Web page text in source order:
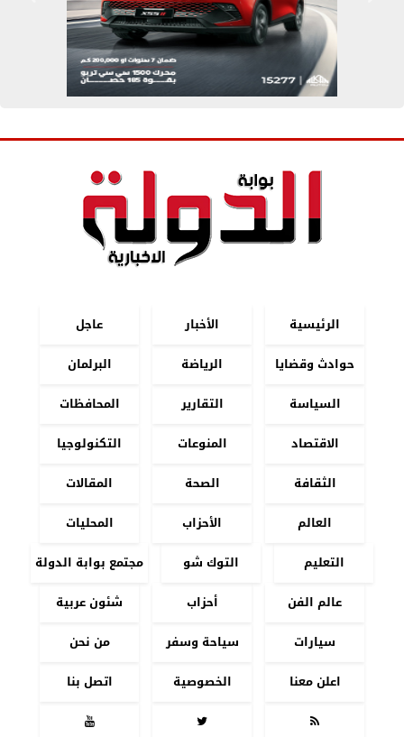
الرئيسية الأخبار
عاجل
حوادث وقضايا
الرياضة
البرلمان
السياسة
التقارير
المحافظات
الاقتصاد
المنوعات
التكنولوجيا
الثقافة
الصحة
المقالات
العالم
الأحزاب
المحليات
التعليم
التوك شو
مجتمع بوابة الدولة
عالم الفن
أحزاب
شئون عربية
سيارات
سياحة وسفر
من نحن
اعلن معنا
الخصوصية
اتصل بنا


